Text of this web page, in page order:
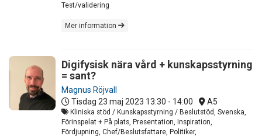
Test/validering
Mer information
Digifysisk nära vård + kunskapsstyrning
= sant?
Magnus Röjvall
Tisdag 23 maj 2023 13:30 - 14:00 A5
Kliniska stöd / Kunskapsstyrning / Beslutstöd, Svenska,
Förinspelat + På plats, Presentation, Inspiration,
Fördjupning, Chef/Beslutsfattare, Politiker,